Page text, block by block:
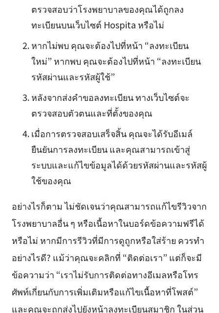
ตรวจสอบว่าโรงพยาบาลของคุณได้ถูกลง
ทะเบียนบนเว็บไซต์ Hospita หรือไม่
หากไม่พบ คุณจะต้องไปที่หน้า “ลงทะเบียน
ใหม่” หากพบ คุณจะต้องไปที่หน้า “ลงทะเบียน
รหัสผ่านและรหัสผู้ใช้”
หลังจากส่งคำขอลงทะเบียน ทางเว็บไซต์จะ
ตรวจสอบตัวตนและที่ตั้งของคุณ
เมื่อการตรวจสอบเสร็จสิ้น คุณจะได้รับอีเมล์
ยืนยันการลงทะเบียน และคุณสามารถเข้าสู่
ระบบและแก้ไขข้อมูลได้ด้วยรหัสผ่านและรหัสผู้
ใช้ของคุณ
อย่างไรก็ตาม ไม่ชัดเจนว่าคุณสามารถแก้ไขรีวิวจาก
โรงพยาบาลอื่น ๆ หรือเนื้อหาในบอร์ดข้อความฟรีได้
หรือไม่ หากมีการรีวิวที่มีการดูถูกหรือใส่ร้าย ควรทำ
อย่างไรดี? แม้ว่าคุณจะคลิกที่ “ติดต่อเรา” แต่ก็จะมี
ข้อความว่า “เราไม่รับการติดต่อทางอีเมลหรือโทร
ศัพท์เกี่ยนกับการเพิ่มเติมหรือแก้ไขเนื้อหาที่โพสต์”
และคุณจะถูกส่งไปยังหน้าลงทะเบียนสมาชิก ในส่วน